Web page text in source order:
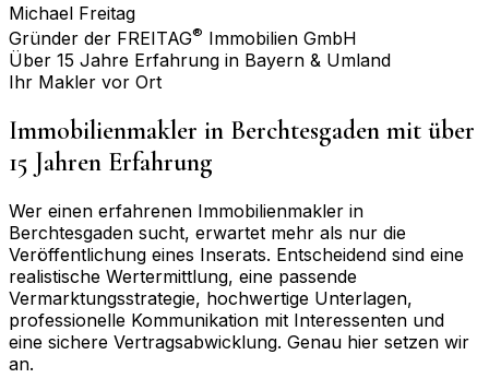
Michael Freitag
Gründer der FREITAG® Immobilien GmbH
Über 15 Jahre Erfahrung in Bayern & Umland
Ihr Makler vor Ort
Immobilienmakler in Berchtesgaden mit über
15 Jahren Erfahrung
Wer einen erfahrenen Immobilienmakler in
Berchtesgaden sucht, erwartet mehr als nur die
Veröffentlichung eines Inserats. Entscheidend sind eine
realistische Wertermittlung, eine passende
Vermarktungsstrategie, hochwertige Unterlagen,
professionelle Kommunikation mit Interessenten und
eine sichere Vertragsabwicklung. Genau hier setzen wir
an.